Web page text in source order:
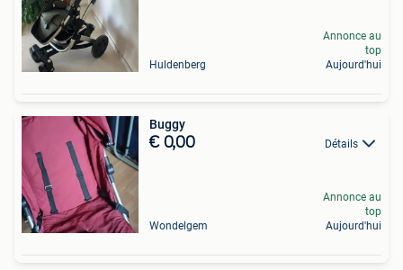
Huldenberg
Annonce au
top
Aujourd'hui
Buggy
€ 0,00 Détails
Wondelgem
Annonce au
top
Aujourd'hui